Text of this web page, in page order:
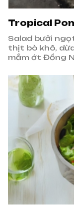
Tropical
Salad bưởi
thịt bò khô,
mắm ớt Đồng